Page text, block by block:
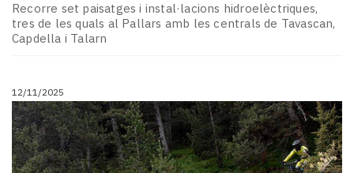
Recorre set paisatges i instal·lacions hidroelèctriques,
tres de les quals al Pallars amb les centrals de Tavascan,
Capdella i Talarn
12/11/2025